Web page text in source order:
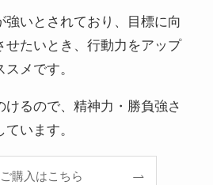
強いとされており、目標に向
せたいとき、行動力をアップ
メです。
るので、精神力・勝負強さ
います。
ご購入はこちら